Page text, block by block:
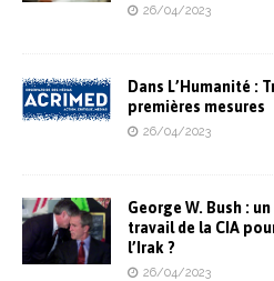
26/04/2023
Dans L’Humanité :
premières mesures
26/04/2023
George W. Bush :
travail de la CIA
l’Irak ?
26/04/2023